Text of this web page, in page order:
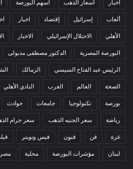
أخبار أسعار الذهب أسهم البورصة
ألعاب إسرائيل إقتصاد اخبار
الأهلي الاحتلال الإسرائيلي الاخبار
البورصة المصرية الدكتور مصطفى مدبولى
الرئيس عبد الفتاح السيسي الزمالك
الصحة العالم العرب النادي الأهلي
بورصة تكنولوجيا جامعات حوادث
رياضة سعر الجنيه الذهب سعر جرام
غزة فن فنون فيس وتويتر
لبنان مؤشرات البورصة محلية مصر